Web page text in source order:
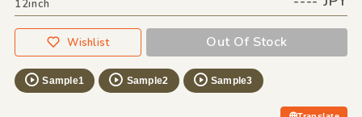
12inch
Wishlist Out Of Stock
Sample1 Sample2 Sample3